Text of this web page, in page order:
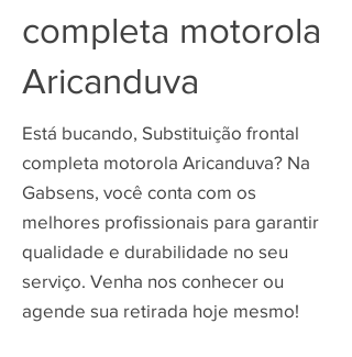
completa motorola
Aricanduva
Está bucando, Substituição frontal
completa motorola Aricanduva? Na
Gabsens, você conta com os
melhores profissionais para garantir
qualidade e durabilidade no seu
serviço. Venha nos conhecer ou
agende sua retirada hoje mesmo!